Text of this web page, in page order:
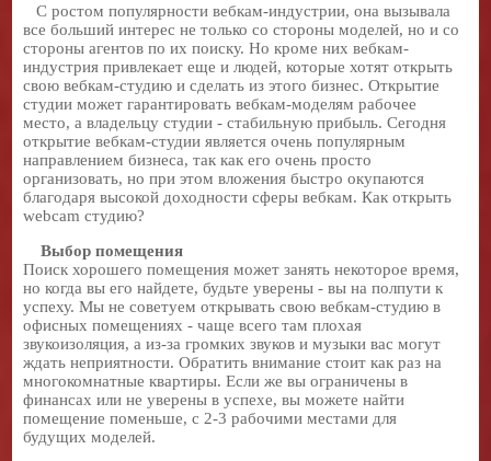
С ростом популярности вебкам-индустрии, она вызывала
все больший интерес не только со стороны моделей, но и со
стороны агентов по их поиску. Но кроме них вебкам-
индустрия привлекает еще и людей, которые хотят открыть
свою вебкам-студию и сделать из этого бизнес. Открытие
студии может гарантировать вебкам-моделям рабочее
место, а владельцу студии - стабильную прибыль. Сегодня
открытие вебкам-студии является очень популярным
направлением бизнеса, так как его очень просто
организовать, но при этом вложения быстро окупаются
благодаря высокой доходности сферы вебкам. Как открыть
webcam студию?
Выбор помещения
Поиск хорошего помещения может занять некоторое время,
но когда вы его найдете, будьте уверены - вы на полпути к
успеху. Мы не советуем открывать свою вебкам-студию в
офисных помещениях - чаще всего там плохая
звукоизоляция, а из-за громких звуков и музыки вас могут
ждать неприятности. Обратить внимание стоит как раз на
многокомнатные квартиры. Если же вы ограничены в
финансах или не уверены в успехе, вы можете найти
помещение поменьше, с 2-3 рабочими местами для
будущих моделей.